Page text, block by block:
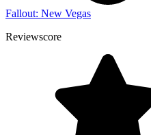
Fallout: New Vegas
Reviewscore